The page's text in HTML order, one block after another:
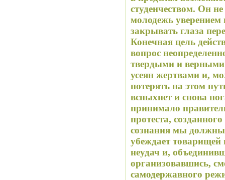
студенчеством. Он
молодежь уверением
закрывать глаза
Конечная цель
вопрос
твердыми и
усеян жертвами и,
потерять на этом
вспыхнет и снова
принимало
протеста,
сознания мы
убеждает товарищей
неудач и,
организовавшись,
самодержавного